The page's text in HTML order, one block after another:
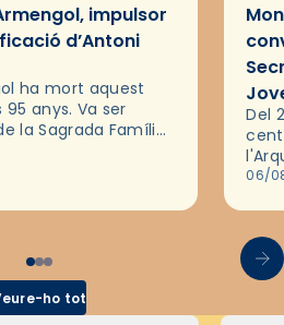
impulsor
d’Antoni
ha mort aquest
95 anys. Va ser
la Sagrada Família
Del
les
06/
ho tot